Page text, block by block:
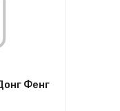
Фенг